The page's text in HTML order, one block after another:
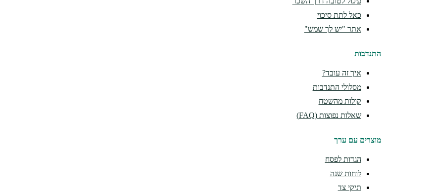
כאל לתת סיכוי
אתר "יש לך שמש"
התנדבות
איך זה עובד?
מסלולי התנדבות
קולות מהשטח
שאלות נפוצות (FAQ)
מוצרים עם ערך
הגדות לפסח
לוחות שנה
תיקי צד